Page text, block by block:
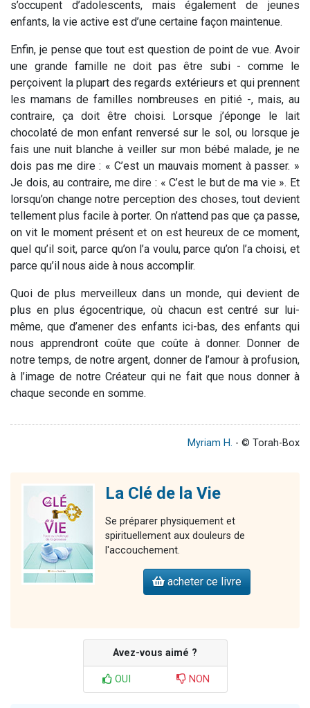
s’occupent d’adolescents, mais également de jeunes
enfants, la vie active est d’une certaine façon maintenue.
Enfin, je pense que tout est question de point de vue. Avoir
une grande famille ne doit pas être subi - comme le
perçoivent la plupart des regards extérieurs et qui prennent
les mamans de familles nombreuses en pitié -, mais, au
contraire, ça doit être choisi. Lorsque j’éponge le lait
chocolaté de mon enfant renversé sur le sol, ou lorsque je
fais une nuit blanche à veiller sur mon bébé malade, je ne
dois pas me dire : « C’est un mauvais moment à passer. »
Je dois, au contraire, me dire : « C’est le but de ma vie ». Et
lorsqu’on change notre perception des choses, tout devient
tellement plus facile à porter. On n’attend pas que ça passe,
on vit le moment présent et on est heureux de ce moment,
quel qu’il soit, parce qu’on l’a voulu, parce qu’on l’a choisi, et
parce qu’il nous aide à nous accomplir.
Quoi de plus merveilleux dans un monde, qui devient de
plus en plus égocentrique, où chacun est centré sur lui-
même, que d’amener des enfants ici-bas, des enfants qui
nous apprendront coûte que coûte à donner. Donner de
notre temps, de notre argent, donner de l’amour à profusion,
à l’image de notre Créateur qui ne fait que nous donner à
chaque seconde en somme.
Myriam H. - © Torah-Box
La Clé de la Vie
Se préparer physiquement et
spirituellement aux douleurs de
l'accouchement.
acheter ce livre
Avez-vous aimé ?
OUI NON